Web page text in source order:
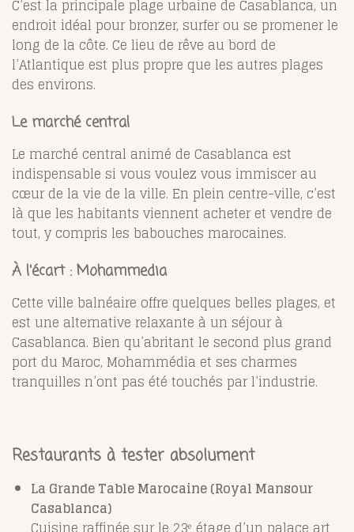
C’est la principale plage urbaine de Casablanca, un
endroit idéal pour bronzer, surfer ou se promener le
long de la côte. Ce lieu de rêve au bord de
l’Atlantique est plus propre que les autres plages
des environs.
Le marché central
Le marché central animé de Casablanca est
indispensable si vous voulez vous immiscer au
cœur de la vie de la ville. En plein centre-ville, c’est
là que les habitants viennent acheter et vendre de
tout, y compris les babouches marocaines.
À l'écart : Mohammedia
Cette ville balnéaire offre quelques belles plages, et
est une alternative relaxante à un séjour à
Casablanca. Bien qu’abritant le second plus grand
port du Maroc, Mohammédia et ses charmes
tranquilles n’ont pas été touchés par l’industrie.
Restaurants à tester absolument
La Grande Table Marocaine (Royal Mansour
Casablanca)